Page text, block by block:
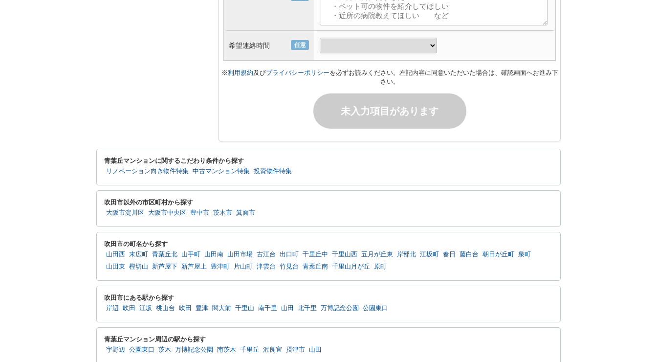
任意
希望連絡時間
※利用規約及びプライバシーポリシーを必ずお読みください。左記内容に同意いただいた場合は、確認画面へお進み下
さい。
未入力項目があります
青葉丘マンションに関するこだわり条件から探す
リノベーション向き物件特集 中古マンション特集 投資物件特集
吹田市以外の市区町村から探す
大阪市淀川区 大阪市中央区 豊中市 茨木市 箕面市
吹田市の町名から探す
山田西 末広町 青葉丘北 山手町 山田南 山田市場 古江台 出口町 千里丘中 千里山西 五月が丘東 岸部北 江坂町 春日 藤白台 朝日が丘町
泉町
山田東
樫切山 新芦屋下 新芦屋上 豊津町 片山町 津雲台 竹見台 青葉丘南 千里山月が丘 原町
吹田市にある駅から探す
岸辺 吹田 江坂 桃山台 吹田 豊津 関大前 千里山 南千里 山田 北千里 万博記念公園 公園東口
青葉丘マンション周辺の駅から探す
宇野辺 公園東口 茨木 万博記念公園 南茨木 千里丘 沢良宜 摂津市 山田